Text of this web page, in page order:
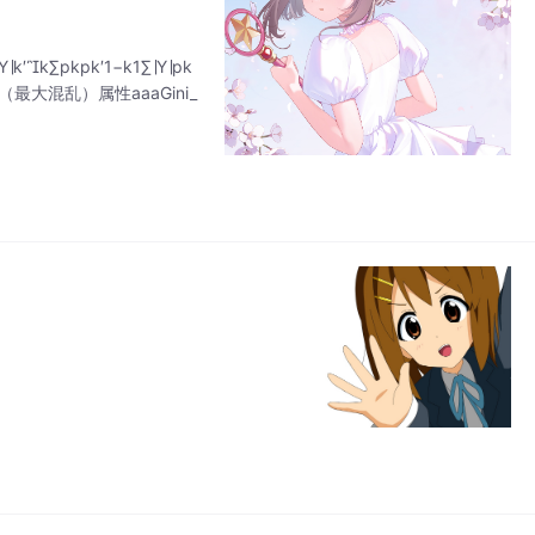
最大混乱）属性aaaGini_